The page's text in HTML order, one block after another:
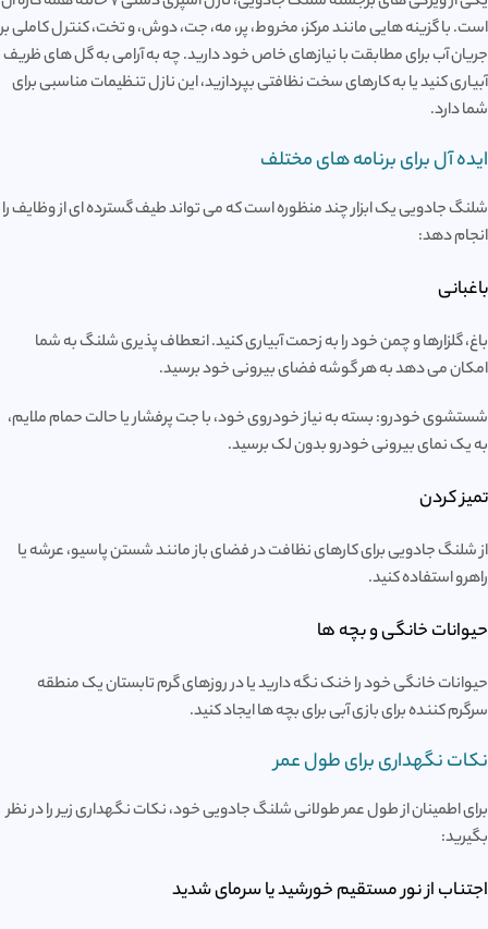
است. با گزینه هایی مانند مرکز، مخروط، پر، مه، جت، دوش، و تخت، کنترل کاملی بر
جریان آب برای مطابقت با نیازهای خاص خود دارید. چه به آرامی به گل های ظریف
آبیاری کنید یا به کارهای سخت نظافتی بپردازید، این نازل تنظیمات مناسبی برای
شما دارد.
ایده آل برای برنامه های مختلف
شلنگ جادویی یک ابزار چند منظوره است که می تواند طیف گسترده ای از وظایف را
انجام دهد:
باغبانی
باغ، گلزارها و چمن خود را به زحمت آبیاری کنید. انعطاف پذیری شلنگ به شما
امکان می دهد به هر گوشه فضای بیرونی خود برسید.
شستشوی خودرو: بسته به نیاز خودروی خود، با جت پرفشار یا حالت حمام ملایم،
به یک نمای بیرونی خودرو بدون لک برسید.
تمیز کردن
از شلنگ جادویی برای کارهای نظافت در فضای باز مانند شستن پاسیو، عرشه یا
راهرو استفاده کنید.
حیوانات خانگی و بچه ها
حیوانات خانگی خود را خنک نگه دارید یا در روزهای گرم تابستان یک منطقه
سرگرم کننده برای بازی آبی برای بچه ها ایجاد کنید.
نکات نگهداری برای طول عمر
برای اطمینان از طول عمر طولانی شلنگ جادویی خود، نکات نگهداری زیر را در نظر
بگیرید:
اجتناب از نور مستقیم خورشید یا سرمای شدید